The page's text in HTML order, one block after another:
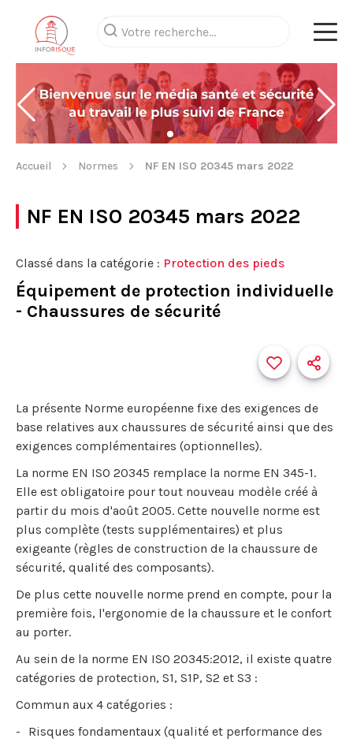
Accueil Normes NF EN ISO 20345 mars 2022
NF EN ISO 20345 mars 2022
Classé dans la catégorie : Protection des pieds
Équipement de protection individuelle
- Chaussures de sécurité
La présente Norme européenne fixe des exigences de
base relatives aux chaussures de sécurité ainsi que des
exigences complémentaires (optionnelles).
La norme EN ISO 20345 remplace la norme EN 345-1.
Elle est obligatoire pour tout nouveau modèle créé à
partir du mois d'août 2005. Cette nouvelle norme est
plus complète (tests supplémentaires) et plus
exigeante (règles de construction de la chaussure de
sécurité, qualité des composants).
De plus cette nouvelle norme prend en compte, pour la
première fois, l'ergonomie de la chaussure et le confort
au porter.
Au sein de la norme EN ISO 20345:2012, il existe quatre
catégories de protection, S1, S1P, S2 et S3 :
Commun aux 4 catégories :
Risques fondamentaux (qualité et performance des